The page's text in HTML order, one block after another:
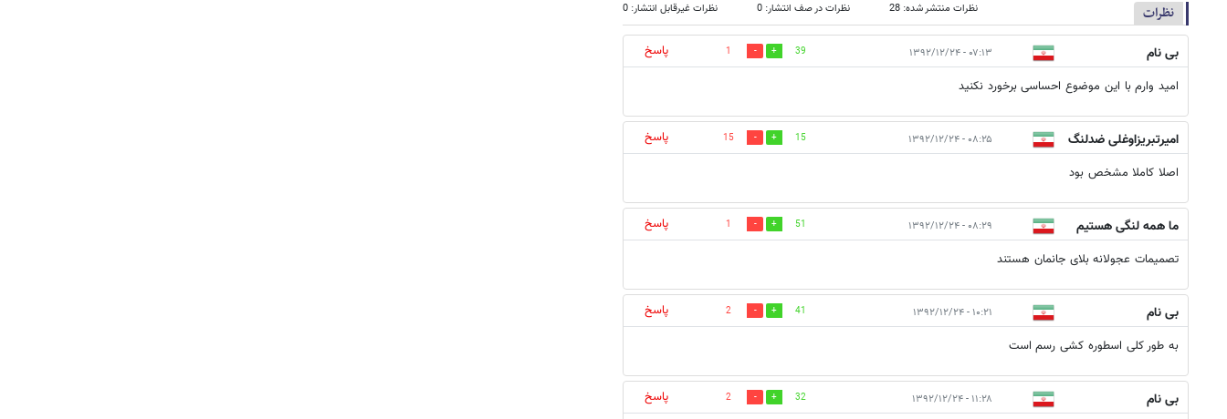
نظرات نظرات منتشر شده: 28 نظرات در صف انتشار: 0 نظرات غیرقابل انتشار: 0
بی نام ۰۷:۱۳ - ۱۳۹۲/۱۲/۲۴ 39
1
پاسخ
امید وارم با این موضوع احساسی برخورد نکنید
امیرتبریزاوغلی ضدلنگ
وکیسه
۰۸:۲۵ - ۱۳۹۲/۱۲/۲۴ 15
15
پاسخ
اصلا کاملا مشخص بود
ما همه لنگی هستیم ۰۸:۲۹ - ۱۳۹۲/۱۲/۲۴ 51
1
پاسخ
تصمیمات عجولانه بلای جانمان هستند
بی نام ۱۰:۲۱ - ۱۳۹۲/۱۲/۲۴ 41
2
پاسخ
به طور کلی اسطوره کشی رسم است
بی نام ۱۱:۲۸ - ۱۳۹۲/۱۲/۲۴ 32
2
پاسخ